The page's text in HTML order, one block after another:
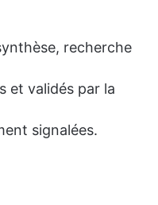
recherche
et validés par la
signalées.